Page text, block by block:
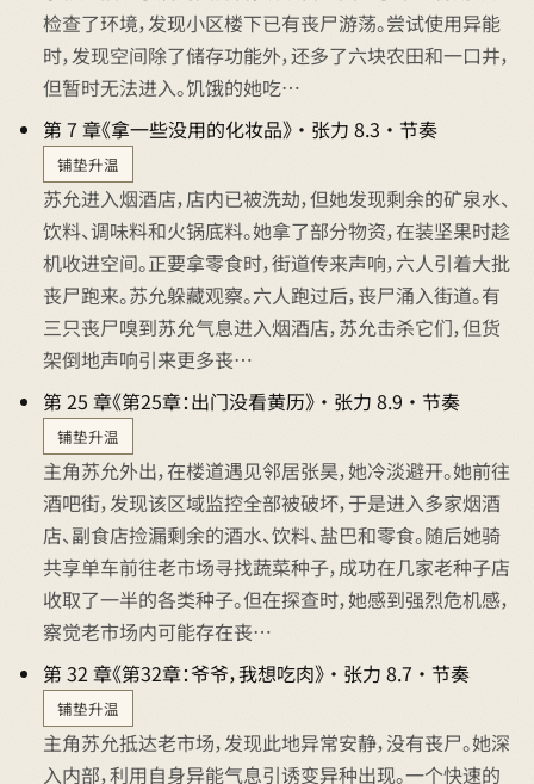
检查了环境，发现小区楼下已有丧尸游荡。尝试使用异能
时，发现空间除了储存功能外，还多了六块农田和一口井，
但暂时无法进入。饥饿的她吃…
第 7 章《拿一些没用的化妆品》 · 张力 8.3 · 节奏
铺垫升温
苏允进入烟酒店，店内已被洗劫，但她发现剩余的矿泉水、
饮料、调味料和火锅底料。她拿了部分物资，在装坚果时趁
机收进空间。正要拿零食时，街道传来声响，六人引着大批
丧尸跑来。苏允躲藏观察。六人跑过后，丧尸涌入街道。有
三只丧尸嗅到苏允气息进入烟酒店，苏允击杀它们，但货
架倒地声响引来更多丧…
第 25 章《第25章：出门没看黄历》 · 张力 8.9 · 节奏
铺垫升温
主角苏允外出，在楼道遇见邻居张昊，她冷淡避开。她前往
酒吧街，发现该区域监控全部被破坏，于是进入多家烟酒
店、副食店捡漏剩余的酒水、饮料、盐巴和零食。随后她骑
共享单车前往老市场寻找蔬菜种子，成功在几家老种子店
收取了一半的各类种子。但在探查时，她感到强烈危机感，
察觉老市场内可能存在丧…
第 32 章《第32章：爷爷，我想吃肉》 · 张力 8.7 · 节奏
铺垫升温
主角苏允抵达老市场，发现此地异常安静，没有丧尸。她深
入内部，利用自身异能气息引诱变异种出现。一个快速的